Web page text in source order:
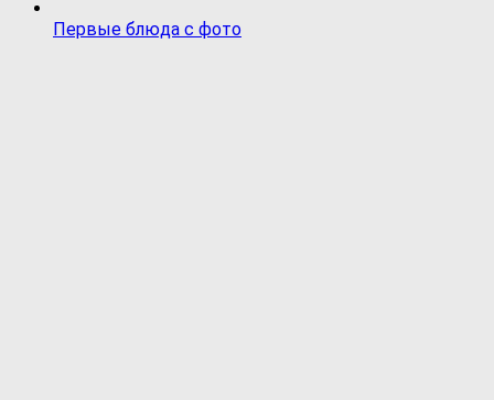
Первые блюда с фото